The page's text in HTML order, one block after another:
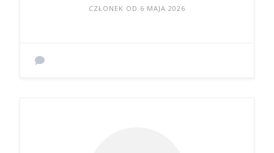
CZŁONEK OD 6 MAJA 2026